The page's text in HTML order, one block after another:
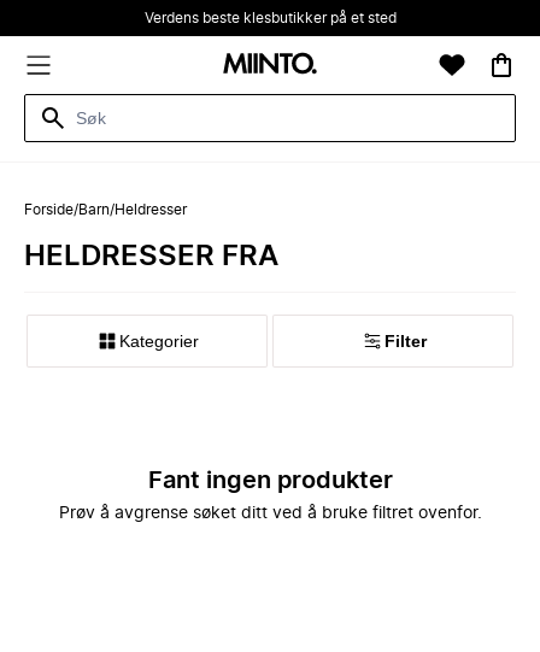
Verdens beste klesbutikker på et sted
Forside/Barn/Heldresser
HELDRESSER FRA
Kategorier Filter
Fant ingen produkter
Prøv å avgrense søket ditt ved å bruke filtret ovenfor.